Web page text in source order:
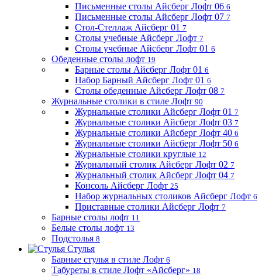
Письменные столы Айсберг Лофт 06 6
Письменные столы Айсберг Лофт 07 7
Стол-Стеллаж Айсберг 01 7
Столы учебные Айсберг Лофт 7
Столы учебные Айсберг Лофт 01 6
Обеденные столы лофт 19
Барные столы Айсберг Лофт 01 6
Набор Барный Айсберг Лофт 01 6
Столы обеденные Айсберг Лофт 08 7
Журнальные столики в стиле Лофт 90
Журнальные столики Айсберг Лофт 01 7
Журнальные столики Айсберг Лофт 03 7
Журнальные столики Айсберг Лофт 40 6
Журнальные столики Айсберг Лофт 50 6
Журнальные столики круглые 12
Журнальный столик Айсберг Лофт 02 7
Журнальный столик Айсберг Лофт 04 7
Консоль Айсберг Лофт 25
Набор журнальных столиков Айсберг Лофт 6
Приставные столики Айсберг Лофт 7
Барные столы лофт 11
Белые столы лофт 13
Подстолья 8
Стулья
Барные стулья в стиле Лофт 6
Табуреты в стиле Лофт «Айсберг» 18